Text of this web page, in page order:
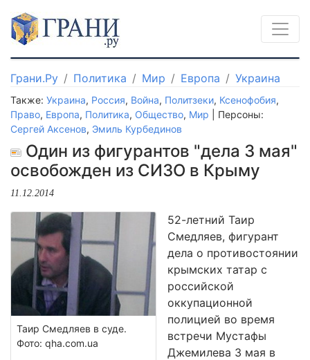
Грани.Ру Политика Мир Европа Украина
Также: Украина, Россия, Война, Политзеки, Ксенофобия,
Право, Европа, Политика, Общество, Мир | Персоны:
Сергей Аксенов, Эмиль Курбединов
Один из фигурантов "дела 3 мая"
освобожден из СИЗО в Крыму
11.12.2014
Таир Смедляев в суде.
Фото: qha.com.ua
52-летний Таир
Смедляев, фигурант
дела о противостоянии
крымских татар с
российской
оккупационной
полицией во время
встречи Мустафы
Джемилева 3 мая в